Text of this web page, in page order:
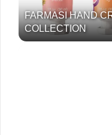
FARMASI HAND
COLLECTION